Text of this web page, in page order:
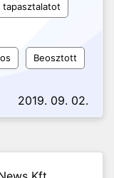
tapasztalatot
Beosztott
2019. 09. 02.